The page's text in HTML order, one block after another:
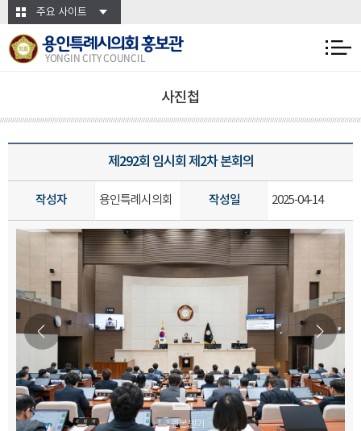
본문바로가기주요 사이트
용인특례시의회 홍보관
YONGIN CITY COUNCIL
사진첩
제292회 임시회 제2차 본회의
작성자 용인특례시의회 작성일 2025-04-14
원본 받기
원본 받기
원본 받기
원본 받기
원본 받기
원본 받기
원본 받기
원본 받기
원본 받기
원본 받기
원본 받기
원본 받기
원본 받기
원본 받기
원본 받기
원본 받기
원본 받기
원본 받기
원본 받기
원본 받기
원본 받기
원본 받기
원본 받기